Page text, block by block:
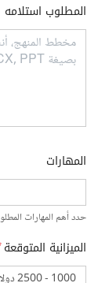
المطلوب استلامه
المهارات
حدد أهم المهارات
الميزانية المتوقعة